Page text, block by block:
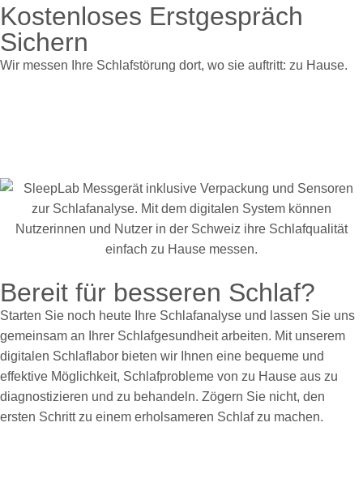
Kostenloses Erstgespräch
Sichern
Wir messen Ihre Schlafstörung dort, wo sie auftritt: zu Hause.
Bereit für besseren Schlaf?
Starten Sie noch heute Ihre Schlafanalyse und lassen Sie uns
gemeinsam an Ihrer Schlafgesundheit arbeiten. Mit unserem
digitalen Schlaflabor bieten wir Ihnen eine bequeme und
effektive Möglichkeit, Schlafprobleme von zu Hause aus zu
diagnostizieren und zu behandeln. Zögern Sie nicht, den
ersten Schritt zu einem erholsameren Schlaf zu machen.